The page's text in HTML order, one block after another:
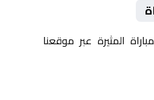
المثيرة عبر موقعنا